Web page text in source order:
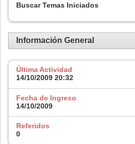
Buscar Temas Iniciados
Información General
Última Actividad
14/10/2009 20:32
Fecha de Ingreso
14/10/2009
Referidos
0